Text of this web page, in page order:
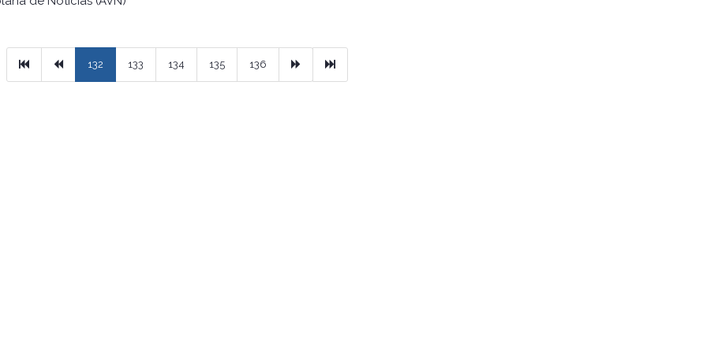
PrimeraPrevious
132 133 134 135 136 Next Ultimo